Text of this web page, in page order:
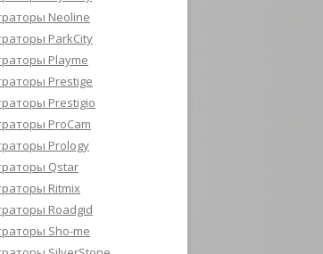
Neoline
ParkCity
Playme
Prestige
Prestigio
ProCam
Prology
Qstar
Ritmix
Roadgid
Sho-me